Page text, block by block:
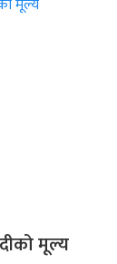
मूल्य